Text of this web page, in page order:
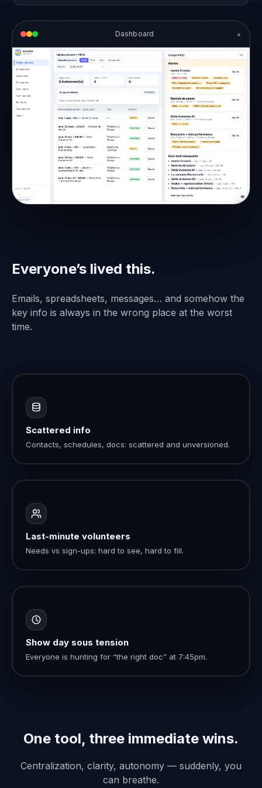
Dashboard •
Everyone’s lived this.
Emails, spreadsheets, messages… and somehow the
key info is always in the wrong place at the worst
time.
Scattered info
Contacts, schedules, docs: scattered and unversioned.
Last-minute volunteers
Needs vs sign-ups: hard to see, hard to fill.
Show day sous tension
Everyone is hunting for “the right doc” at 7:45pm.
One tool, three immediate wins.
Centralization, clarity, autonomy — suddenly, you
can breathe.